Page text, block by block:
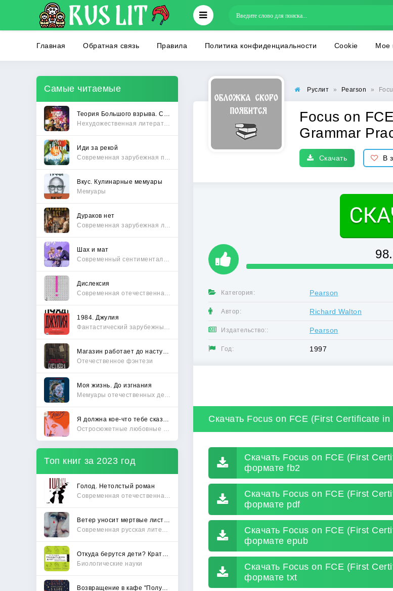
Главная Обратная связь Правила Политика конфиденциальности Cookie Мое
Самые читаемые
Иди за рекой
Вкус. Кулинарные мемуары
Мемуары
Дураков нет
Шах и мат
Дислексия
1984. Джулия
Отечественное фэнтези
Моя жизнь. До изгнания
Топ книг за 2023 год
Голод. Нетолстый роман
Биологические науки
Руслит » Pearson »
Focus on
Grammar
Скачать В
Категория: Pearson
Автор: Richard Walton
Издательство:: Pearson
Год: 1997
Скачать Focus on FCE (First Certificate
Скачать Focus on FCE (First
формате fb2
Скачать Focus on FCE (First
формате pdf
Скачать Focus on FCE (First
формате epub
Скачать Focus on FCE (First
формате txt